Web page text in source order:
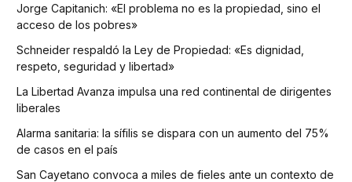
Jorge Capitanich: «El problema no es la propiedad, sino el
acceso de los pobres»
Schneider respaldó la Ley de Propiedad: «Es dignidad,
respeto, seguridad y libertad»
La Libertad Avanza impulsa una red continental de dirigentes
liberales
Alarma sanitaria: la sífilis se dispara con un aumento del 75%
de casos en el país
San Cayetano convoca a miles de fieles ante un contexto de